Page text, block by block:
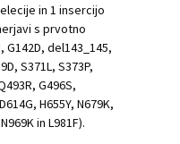
in 1 insercijo
s prvotno
G142D, del143_145,
S371L, S373P,
G496S,
H655Y, N679K,
in L981F).